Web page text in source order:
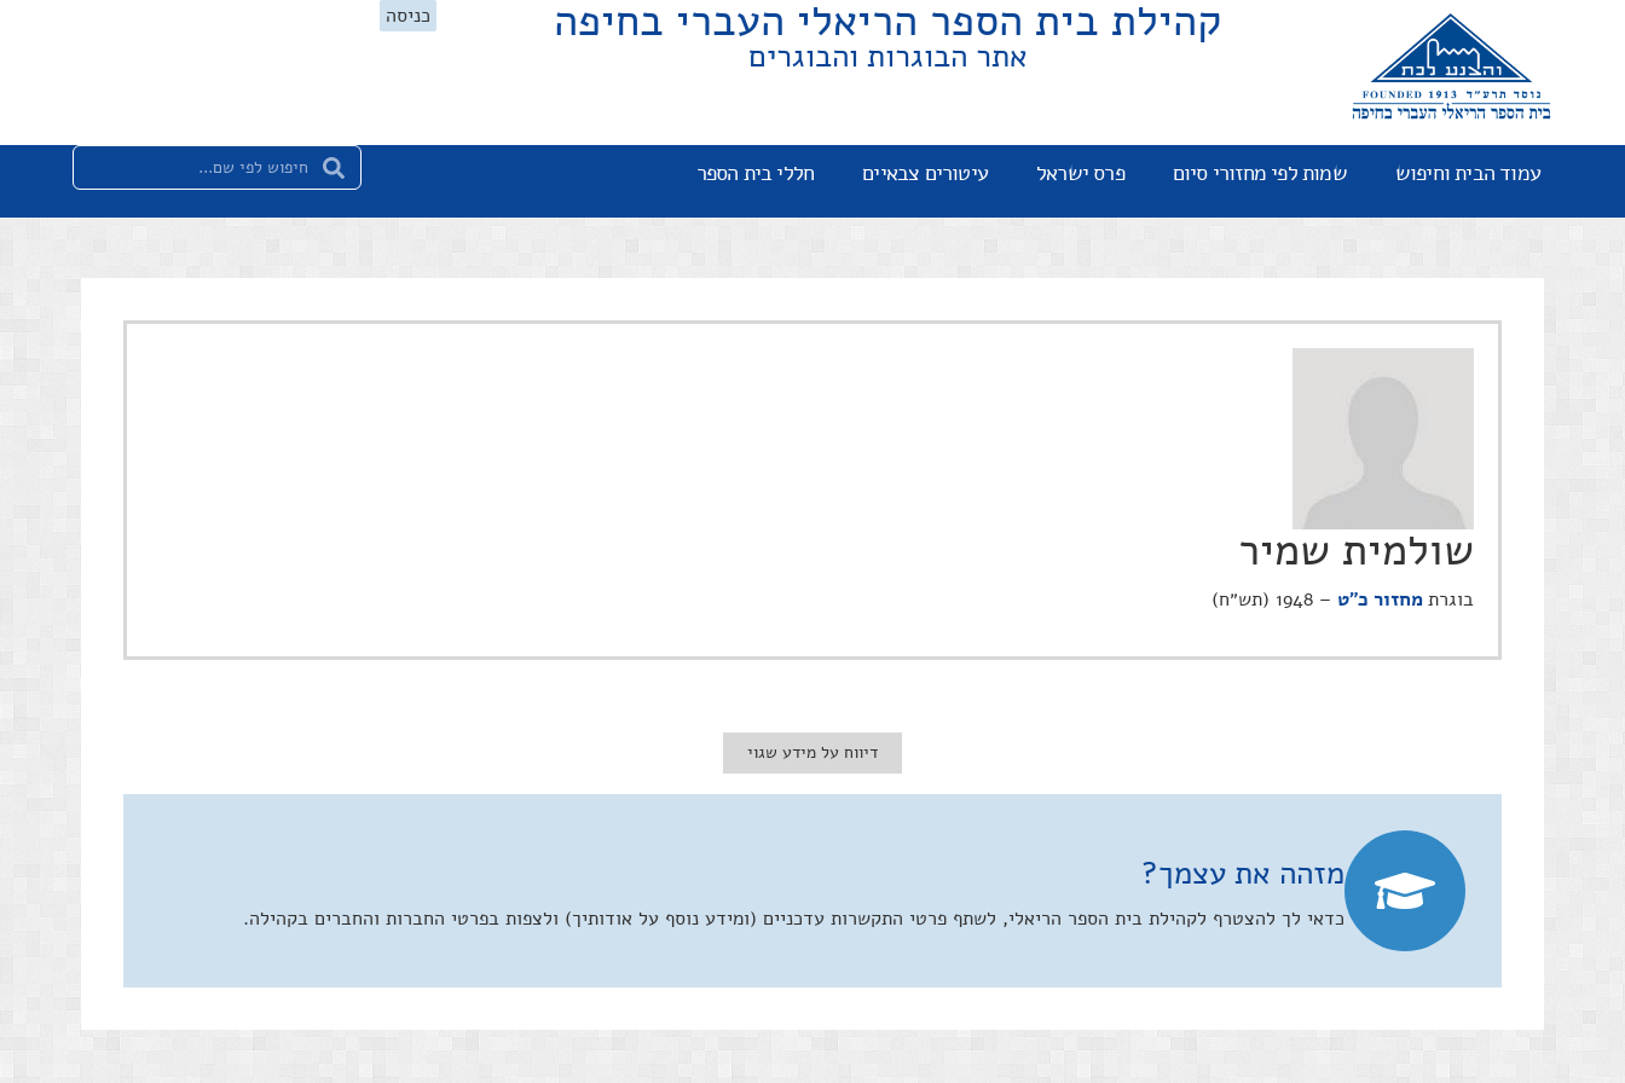
קהילת בית הספר הריאלי העברי בחיפה
אתר הבוגרות והבוגרים
כניסה
עמוד הבית וחיפוש שמות לפי מחזורי סיום פרס ישראל עיטורים צבאיים חללי בית הספר
שולמית שמיר
בוגרתמחזור כ"ט – 1948 (תש״ח)
דיווח על מידע שגוי
מזהה את עצמך?
כדאי לך להצטרף לקהילת בית הספר הריאלי, לשתף פרטי התקשרות עדכניים (ומידע נוסף על אודותיך) ולצפות בפרטי החברות והחברים בקהילה.